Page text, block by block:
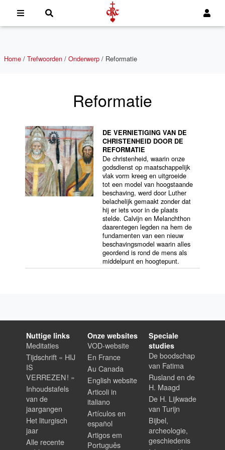
Home / Trefwoorden / Onderwerp / Reformatie
Reformatie
DE VERNIETIGING VAN DE
CHRISTENHEID DOOR DE
REFORMATIE
De christenheid, waarin onze
godsdienst op maatschappelijk
vlak vorm kreeg en uitgroeide
tot een model van hoogstaande
beschaving, werd door Luther
belachelijk gemaakt zonder dat
hij er iets voor in de plaats
stelde. Calvijn en Melanchthon
daarentegen legden na hem de
fundamenten van een nieuw
beschavingsmodel waarin alles
geordend is rond de mens als
middelpunt en hoogtepunt.
Nuttige links
Meditaties
Tijdschrift « HIJ
IS
VERREZEN ! »
Inhoudstafels
van de
jaargangen
Het liturgisch
jaar
Alle recente
Onze websites
VOD-website
En France
Au Canada
English website
Articoli in
italiano
Artículos en
español
Artigos em
Português
Speciale
studies
De boodschap
van Fatima
Rusland en de
H. Maagd
De H. Lijkwade
van Turijn
Bijbel,
archeologie,
geschiedenis